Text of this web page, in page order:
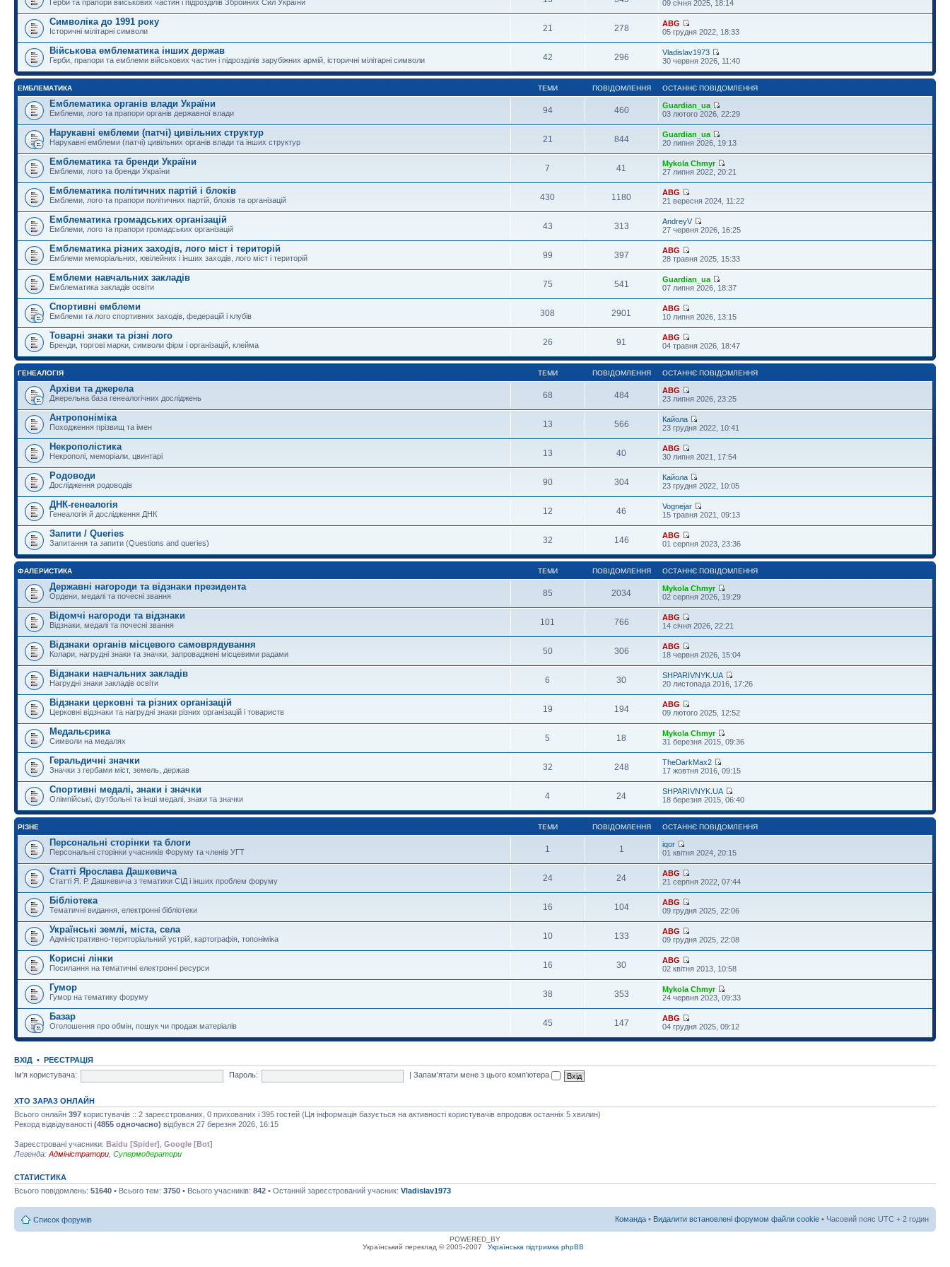
Герби та прапори військових частин і підрозділів Збройних Сил України 09 січня 2025, 18:14
Символіка до 1991 року
Історичні мілітарні символи 21 278
ABG
05 грудня 2022, 18:33
Військова емблематика інших держав
Герби, прапори та емблеми військових частин і підрозділів зарубіжних армій, історичні мілітарні символи 42 296
Vladislav1973
30 червня 2026, 11:40
ЕМБЛЕМАТИКА ТЕМИ ПОВІДОМЛЕННЯ ОСТАННЄ ПОВІДОМЛЕННЯ
Емблематика органів влади України
Емблеми, лого та прапори органів державної влади 94 460
Guardian_ua
03 лютого 2026, 22:29
Нарукавні емблеми (патчі) цивільних структур
Нарукавні емблеми (патчі) цивільних органів влади та інших структур 21 844
Guardian_ua
20 липня 2026, 19:13
Емблематика та бренди України
Емблеми, лого та бренди України 7 41
Mykola Chmyr
27 липня 2022, 20:21
Емблематика політичних партій і блоків
Емблеми, лого та прапори політичних партій, блоків та організацій 430 1180
ABG
21 вересня 2024, 11:22
Емблематика громадських організацій
Емблеми, лого та прапори громадських організацій 43 313
AndreyV
27 червня 2026, 16:25
Емблематика різних заходів, лого міст і територій
Емблеми меморіальних, ювілейних і інших заходів, лого міст і територій 99 397
ABG
28 травня 2025, 15:33
Емблеми навчальних закладів
Емблематика закладів освіти 75 541
Guardian_ua
07 липня 2026, 18:37
Спортивні емблеми
Емблеми та лого спортивних заходів, федерацій і клубів 308 2901
ABG
10 липня 2026, 13:15
Товарні знаки та різні лого
Бренди, торгові марки, символи фірм і організацій, клейма 26 91
ABG
04 травня 2026, 18:47
ГЕНЕАЛОГІЯ ТЕМИ ПОВІДОМЛЕННЯ ОСТАННЄ ПОВІДОМЛЕННЯ
Архіви та джерела
Джерельна база генеалогічних досліджень 68 484
ABG
23 липня 2026, 23:25
Антропоніміка
Походження прізвищ та імен 13 566
Кайола
23 грудня 2022, 10:41
Некрополістика
Некрополі, меморіали, цвинтарі 13 40
ABG
30 липня 2021, 17:54
Родоводи
Дослідження родоводів 90 304
Кайола
23 грудня 2022, 10:05
ДНК-генеалогія
Генеалогія й дослідження ДНК 12 46
Vognejar
15 травня 2021, 09:13
Запити / Queries
Запитання та запити (Questions and queries) 32 146
ABG
01 серпня 2023, 23:36
ФАЛЕРИСТИКА ТЕМИ ПОВІДОМЛЕННЯ ОСТАННЄ ПОВІДОМЛЕННЯ
Державні нагороди та відзнаки президента
Ордени, медалі та почесні звання 85 2034
Mykola Chmyr
02 серпня 2026, 19:29
Відомчі нагороди та відзнаки
Відзнаки, медалі та почесні звання 101 766
ABG
14 січня 2026, 22:21
Відзнаки органів місцевого самоврядування
Колари, нагрудні знаки та значки, запроваджені місцевими радами 50 306
ABG
18 червня 2026, 15:04
Відзнаки навчальних закладів
Нагрудні знаки закладів освіти 6 30
SHPARIVNYK.UA
20 листопада 2016, 17:26
Відзнаки церковні та різних організацій
Церковні відзнаки та нагрудні знаки різних організацій і товариств 19 194
ABG
09 лютого 2025, 12:52
Медальєрика
Символи на медалях 5 18
Mykola Chmyr
31 березня 2015, 09:36
Геральдичні значки
Значки з гербами міст, земель, держав 32 248
TheDarkMax2
17 жовтня 2016, 09:15
Спортивні медалі, знаки і значки
Олімпійські, футбольні та інші медалі, знаки та значки 4 24
SHPARIVNYK.UA
18 березня 2015, 06:40
РІЗНЕ ТЕМИ ПОВІДОМЛЕННЯ ОСТАННЄ ПОВІДОМЛЕННЯ
Персональні сторінки та блоги
Персональні сторінки учасників Форуму та членів УГТ 1 1
iqor
01 квітня 2024, 20:15
Статті Ярослава Дашкевича
Статті Я. Р. Дашкевича з тематики СІД і інших проблем форуму 24 24
ABG
21 серпня 2022, 07:44
Бібліотека
Тематичні видання, електронні бібліотеки 16 104
ABG
09 грудня 2025, 22:06
Українські землі, міста, села
Адміністративно-територіальний устрій, картографія, топоніміка 10 133
ABG
09 грудня 2025, 22:08
Корисні лінки
Посилання на тематичні електронні ресурси 16 30
ABG
02 квітня 2013, 10:58
Гумор
Гумор на тематику форуму 38 353
Mykola Chmyr
24 червня 2023, 09:33
Базар
Оголошення про обмін, пошук чи продаж матеріалів 45 147
ABG
04 грудня 2025, 09:12
ВХІД • РЕЄСТРАЦІЯ
Ім'я користувача:
Пароль: |Запам'ятати мене з цього комп'ютера
ХТО ЗАРАЗ ОНЛАЙН
Всього онлайн 397 користувачів :: 2 зареєстрованих, 0 прихованих і 395 гостей (Ця інформація базується на активності користувачів впродовж останніх 5 хвилин)
Рекорд відвідуваності (4855 одночасно) відбувся 27 березня 2026, 16:15
Зареєстровані учасники: Baidu [Spider] Google [Bot]
Легенда: Адміністратори Супермодератори
СТАТИСТИКА
Всього повідомлень: 51640 • Всього тем: 3750 • Всього учасників: 842 • Останній зареєстрований учасник: Vladislav1973
Список форумів Команда • Видалити встановлені форумом файли cookie • Часовий пояс UTC + 2 годин
POWERED_BY
Український переклад © 2005-2007
Українська підтримка phpBB